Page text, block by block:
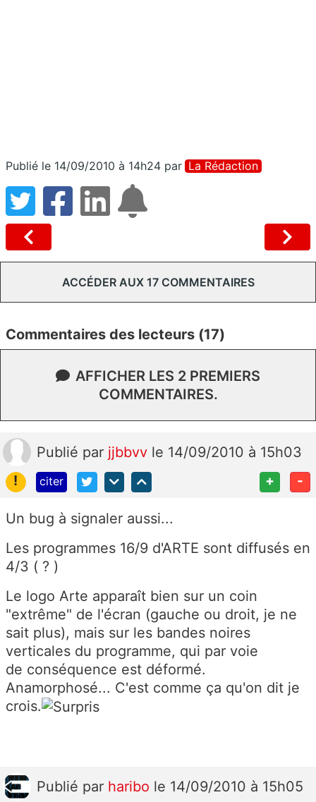
Publié le 14/09/2010 à 14h24 par La Rédaction
ACCÉDER AUX 17 COMMENTAIRES
Commentaires des lecteurs (17)
AFFICHER LES 2 PREMIERS
COMMENTAIRES.
Publié par jjbbvv le 14/09/2010 à 15h03
!
citer + -
Un bug à signaler aussi...
Les programmes 16/9 d'ARTE sont diffusés en
4/3 ( ? )
Le logo Arte apparaît bien sur un coin
"extrême" de l'écran (gauche ou droit, je ne
sait plus), mais sur les bandes noires
verticales du programme, qui par voie
de conséquence est déformé.
Anamorphosé... C'est comme ça qu'on dit je
crois.
Publié par haribo le 14/09/2010 à 15h05